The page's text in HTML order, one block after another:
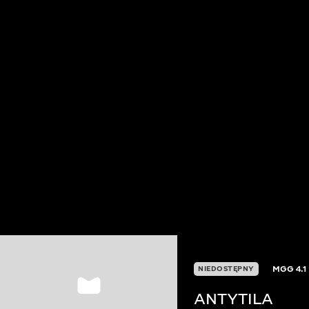
NIEDOSTĘPNY MGG4.1
ANTYTILA